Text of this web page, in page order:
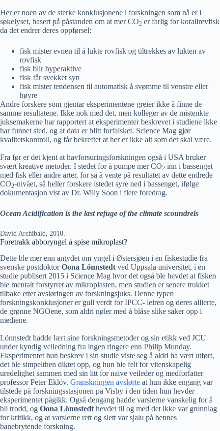
Her er noen av de sterke konklusjonene i forskningen som nå er i
søkelyset, basert på påstanden om at mer CO2 er farlig for korallrevfisk
da det endrer deres oppførsel:
fisk mister evnen til å lukte rovfisk og tiltrekkes av lukten av
rovfisk
fisk blir hyperaktive
fisk får svekket syn
fisk mister tendensen til automatisk å svømme til venstre eller
høyre
Andre forskere som gjentar eksperimentene greier ikke å finne de
samme resultatene. Ikke nok med det, men kolleger av de mistenkte
juksemakerne har rapportert at eksperimenter beskrevet i studiene ikke
har funnet sted, og at data er blitt forfalsket. Science Mag gjør
kvalitetskontroll, og får bekreftet at her er ikke alt som det skal være.
Fra før er det kjent at havforsuringsforskningen også i USA bruker
svært kreative metoder. I stedet for å pumpe mer CO2 inn i bassenget
med fisk eller andre arter, for så å vente på resultatet av dette endrede
CO2-nivået, så heller forskere istedet syre ned i bassenget, ifølge
dokumentasjon vist av Dr. Willy Soon i flere foredrag.
Ocean Acidification is the last refuge of the climate scoundrels
David Archibald, 2010.
Foretrakk abboryngel å spise mikroplast?
Dette ble mer enn antydet om yngel i Østersjøen i en fiskestudie fra
svenske postdoktorOona Lönnstedt ved Uppsala universitet, i en
studie publisert 2015 i Science Mag hvor det også ble hevdet at fisken
ble mentalt forstyrret av mikroplasten, men studien er senere trukket
tilbake etter avsløringen av forskningsjuks. Denne typen
forskningskonklusjoner er gull verdt for IPCC- leiren og deres allierte,
de grønne NGOene, som aldri nøler med å blåse slike saker opp i
mediene.
Lönnstedt hadde lært sine forskningsmetoder og sin etikk ved JCU
under kyndig veiledning fra ingen ringere enn Philip Munday.
Eksperimentet hun beskrev i sin studie viste seg å aldri ha vært utført,
det ble simpelthen diktet opp, og hun ble felt for vitenskapelig
uredelighet sammen med sin litt for naive veileder og medforfatter
professor Peter Eklöv. Granskningen avslørte at hun ikke engang var
tilstede på forskningsstasjonen på Visby i den tiden hun hevder
eksperimentet pågikk. Også dengang hadde varslerne vanskelig for å
bli trodd, og Oona Lönnstedt hevdet til og med det ikke var grunnlag
for kritikk, og at varslerne rett og slett var sjalu på hennes
banebrytende forskning.